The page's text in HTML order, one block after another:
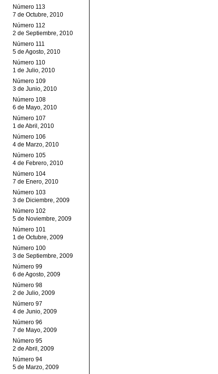
Número 113
7 de Octubre, 2010
Número 112
2 de Septiembre, 2010
Número 111
5 de Agosto, 2010
Número 110
1 de Julio, 2010
Número 109
3 de Junio, 2010
Número 108
6 de Mayo, 2010
Número 107
1 de Abril, 2010
Número 106
4 de Marzo, 2010
Número 105
4 de Febrero, 2010
Número 104
7 de Enero, 2010
Número 103
3 de Diciembre, 2009
Número 102
5 de Noviembre, 2009
Número 101
1 de Octubre, 2009
Número 100
3 de Septiembre, 2009
Número 99
6 de Agosto, 2009
Número 98
2 de Julio, 2009
Número 97
4 de Junio, 2009
Número 96
7 de Mayo, 2009
Número 95
2 de Abril, 2009
Número 94
5 de Marzo, 2009